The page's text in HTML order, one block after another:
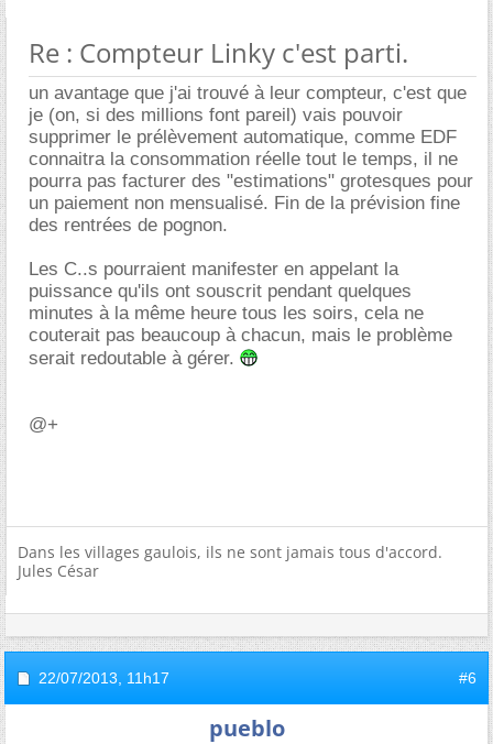
Re : Compteur Linky c'est parti.
un avantage que j'ai trouvé à leur compteur, c'est que
je (on, si des millions font pareil) vais pouvoir
supprimer le prélèvement automatique, comme EDF
connaitra la consommation réelle tout le temps, il ne
pourra pas facturer des "estimations" grotesques pour
un paiement non mensualisé. Fin de la prévision fine
des rentrées de pognon.
Les C..s pourraient manifester en appelant la
puissance qu'ils ont souscrit pendant quelques
minutes à la même heure tous les soirs, cela ne
couterait pas beaucoup à chacun, mais le problème
serait redoutable à gérer.
@+
Dans les villages gaulois, ils ne sont jamais tous d'accord.
Jules César
22/07/2013, 11h17 #6
pueblo